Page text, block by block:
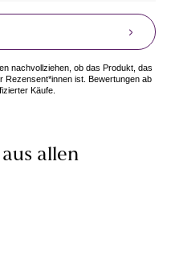
nachvollziehen, ob das Produkt, das
Rezensent*innen ist. Bewertungen ab
Käufe.
allen